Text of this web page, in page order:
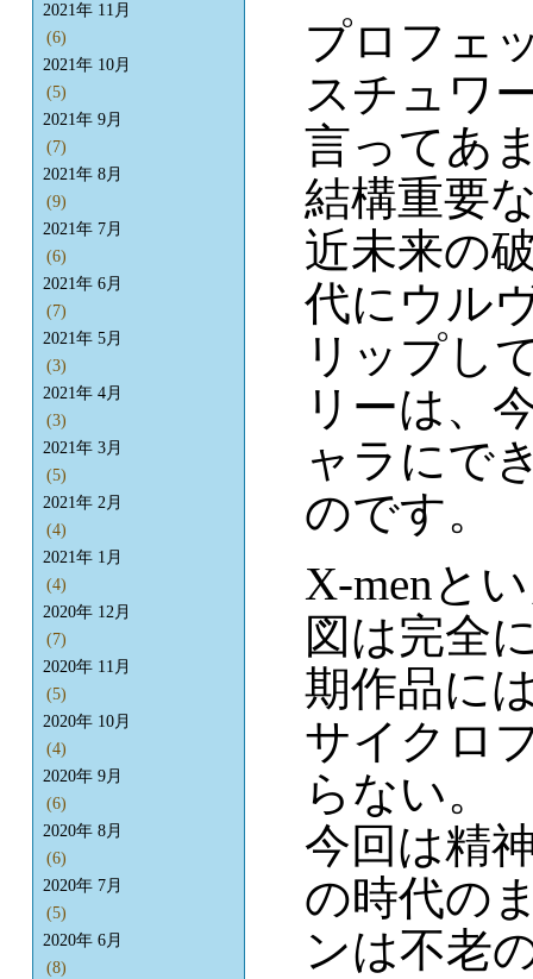
プロフェ
スチュワ
言ってあ
結構重要
近未来の
代にウル
リップし
リーは、
ャラにで
のです。
X-menと
図は完全
期作品に
サイクロ
らない。
今回は精
の時代の
ンは不老
2021年 11月
(6)
2021年 10月
(5)
2021年 9月
(7)
2021年 8月
(9)
2021年 7月
(6)
2021年 6月
(7)
2021年 5月
(3)
2021年 4月
(3)
2021年 3月
(5)
2021年 2月
(4)
2021年 1月
(4)
2020年 12月
(7)
2020年 11月
(5)
2020年 10月
(4)
2020年 9月
(6)
2020年 8月
(6)
2020年 7月
(5)
2020年 6月
(8)